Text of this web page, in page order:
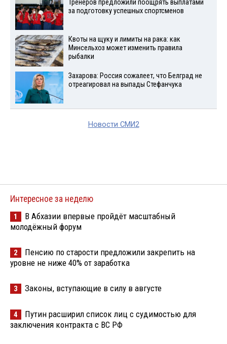
Тренеров предложили поощрять выплатами
за подготовку успешных спортсменов
Квоты на щуку и лимиты на рака: как
Минсельхоз может изменить правила
рыбалки
Захарова: Россия сожалеет, что Белград не
отреагировал на выпады Стефанчука
Новости СМИ2
Интересное за неделю
1
В Абхазии впервые пройдёт масштабный
молодёжный форум
2
Пенсию по старости предложили закрепить на
уровне не ниже 40% от заработка
3 Законы, вступающие в силу в августе
4
Путин расширил список лиц с судимостью для
заключения контракта с ВС РФ